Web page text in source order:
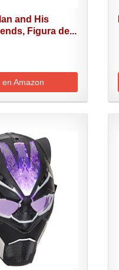
and His
Figura de...
en Amazon